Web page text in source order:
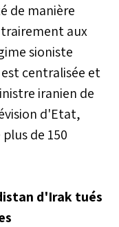
de manière
aux
sioniste
centralisée et
iranien de
d'Etat,
de 150
d'Irak tués